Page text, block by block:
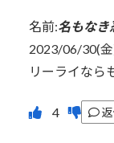
名前:名もなき
2023/06/30(
リーライなら